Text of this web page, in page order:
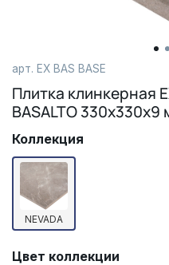
арт. EX BAS BASE
Плитка клинкерная
BASALTO 330х330х9
Коллекция
NEVADA
Цвет коллекции